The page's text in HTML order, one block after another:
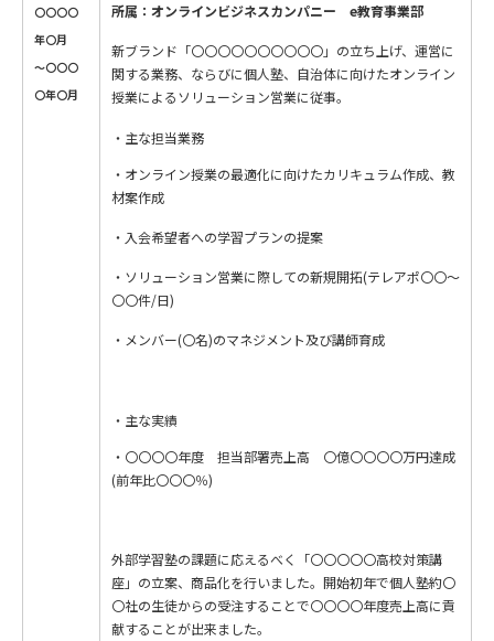
〇〇〇〇
年〇月
～〇〇〇
〇年〇月
所属：オンラインビジネスカンパニー e教育事業部
新ブランド「〇〇〇〇〇〇〇〇〇〇」の立ち上げ、運営に
関する業務、ならびに個人塾、自治体に向けたオンライン
授業によるソリューション営業に従事。
主な担当業務
・オンライン授業の最適化に向けたカリキュラム作成、教
材案作成
・入会希望者への学習プランの提案
・ソリューション営業に際しての新規開拓(テレアポ〇〇～
〇〇件/日)
・メンバー(〇名)のマネジメント及び講師育成
主な実績
・〇〇〇〇年度 担当部署売上高 〇億〇〇〇〇万円達成
(前年比〇〇〇％)
外部学習塾の課題に応えるべく「〇〇〇〇〇高校対策講
座」の立案、商品化を行いました。開始初年で個人塾約〇
〇社の生徒からの受注することで〇〇〇〇年度売上高に貢
献することが出来ました。